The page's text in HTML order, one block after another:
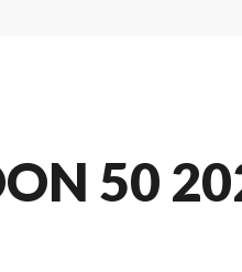
50